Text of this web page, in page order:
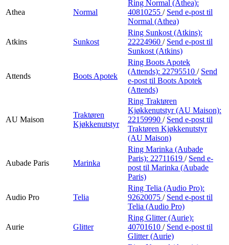
Athea Normal
Ring Normal (Athea):
40810255 / Send e-post til
Normal (Athea)
Atkins Sunkost
Ring Sunkost (Atkins):
22224960 / Send e-post til
Sunkost (Atkins)
Attends Boots Apotek
Ring Boots Apotek
(Attends): 22795510 / Send
e-post til Boots Apotek
(Attends)
AU Maison
Traktøren
Kjøkkenutstyr
Ring Traktøren
Kjøkkenutstyr (AU Maison):
22159990 / Send e-post til
Traktøren Kjøkkenutstyr
(AU Maison)
Aubade Paris Marinka
Ring Marinka (Aubade
Paris): 22711619 / Send e-
post til Marinka (Aubade
Paris)
Audio Pro Telia
Ring Telia (Audio Pro):
92620075 / Send e-post til
Telia (Audio Pro)
Aurie Glitter
Ring Glitter (Aurie):
40701610 / Send e-post til
Glitter (Aurie)